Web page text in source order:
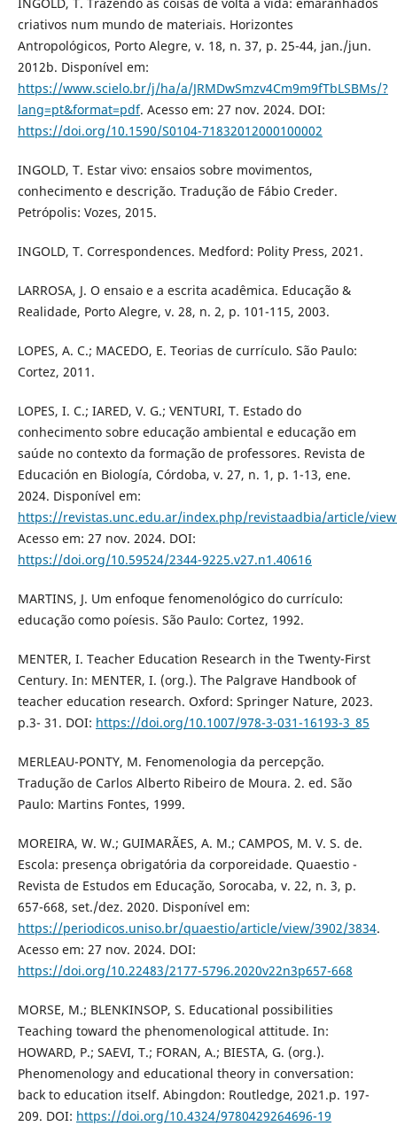
criativos num mundo de materiais. Horizontes
Antropológicos, Porto Alegre, v. 18, n. 37, p. 25-44, jan./jun.
2012b. Disponível em:
https://www.scielo.br/j/ha/a/JRMDwSmzv4Cm9m9fTbLSBMs/?
lang=pt&format=pdf. Acesso em: 27 nov. 2024. DOI:
https://doi.org/10.1590/S0104-71832012000100002
INGOLD, T. Estar vivo: ensaios sobre movimentos,
conhecimento e descrição. Tradução de Fábio Creder.
Petrópolis: Vozes, 2015.
INGOLD, T. Correspondences. Medford: Polity Press, 2021.
LARROSA, J. O ensaio e a escrita acadêmica. Educação &
Realidade, Porto Alegre, v. 28, n. 2, p. 101-115, 2003.
LOPES, A. C.; MACEDO, E. Teorias de currículo. São Paulo:
Cortez, 2011.
LOPES, I. C.; IARED, V. G.; VENTURI, T. Estado do
conhecimento sobre educação ambiental e educação em
saúde no contexto da formação de professores. Revista de
Educación en Biología, Córdoba, v. 27, n. 1, p. 1-13, ene.
2024. Disponível em:
https://revistas.unc.edu.ar/index.php/revistaadbia/article/
Acesso em: 27 nov. 2024. DOI:
https://doi.org/10.59524/2344-9225.v27.n1.40616
MARTINS, J. Um enfoque fenomenológico do currículo:
educação como poíesis. São Paulo: Cortez, 1992.
MENTER, I. Teacher Education Research in the Twenty-First
Century. In: MENTER, I. (org.). The Palgrave Handbook of
teacher education research. Oxford: Springer Nature, 2023.
p.3- 31. DOI: https://doi.org/10.1007/978-3-031-16193-3_85
MERLEAU-PONTY, M. Fenomenologia da percepção.
Tradução de Carlos Alberto Ribeiro de Moura. 2. ed. São
Paulo: Martins Fontes, 1999.
MOREIRA, W. W.; GUIMARÃES, A. M.; CAMPOS, M. V. S. de.
Escola: presença obrigatória da corporeidade. Quaestio -
Revista de Estudos em Educação, Sorocaba, v. 22, n. 3, p.
657-668, set./dez. 2020. Disponível em:
https://periodicos.uniso.br/quaestio/article/view/3902/3834.
Acesso em: 27 nov. 2024. DOI:
https://doi.org/10.22483/2177-5796.2020v22n3p657-668
MORSE, M.; BLENKINSOP, S. Educational possibilities
Teaching toward the phenomenological attitude. In:
HOWARD, P.; SAEVI, T.; FORAN, A.; BIESTA, G. (org.).
Phenomenology and educational theory in conversation:
back to education itself. Abingdon: Routledge, 2021.p. 197-
209. DOI: https://doi.org/10.4324/9780429264696-19